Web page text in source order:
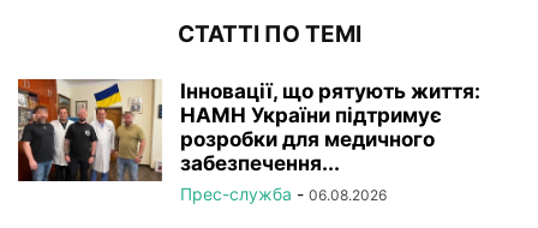
СТАТТІ ПО ТЕМІ
Інновації, що рятують життя:
НАМН України підтримує
розробки для медичного
забезпечення...
Прес-служба - 06.08.2026